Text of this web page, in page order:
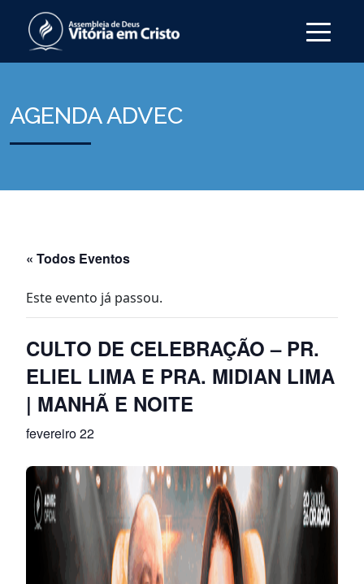
AGENDA ADVEC
« Todos Eventos
Este evento já passou.
CULTO DE CELEBRAÇÃO – PR.
ELIEL LIMA E PRA. MIDIAN LIMA
| MANHÃ E NOITE
fevereiro 22